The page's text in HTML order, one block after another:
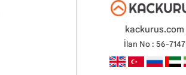
kackurus.com
İlan No : 56-7147